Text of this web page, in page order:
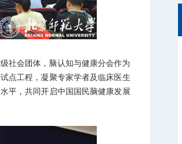
社会团体，脑认知与健康分会作为
点工程，凝聚专家学者及临床医生
平，共同开启中国国民脑健康发展